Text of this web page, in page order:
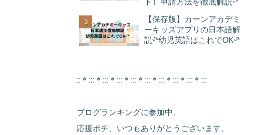
【保存版】カーンアカデミ
ーキッズアプリの日本語解
説ᵕ̈*幼児英語はこれでOKᵕ̈*
::＊:::＊:::＊:::＊:::＊:::＊:::＊:::＊:::＊:::
ブログランキングに参加中。
応援ポチ、いつもありがとうございます。